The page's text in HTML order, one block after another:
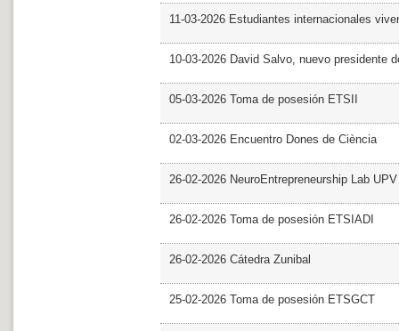
11-03-2026 Estudiantes internacionales
10-03-2026 David Salvo, nuevo presidente
05-03-2026 Toma de posesión ETSII
02-03-2026 Encuentro Dones de Ciència
26-02-2026 NeuroEntrepreneurship Lab UPV
26-02-2026 Toma de posesión ETSIADI
26-02-2026 Cátedra Zunibal
25-02-2026 Toma de posesión ETSGCT